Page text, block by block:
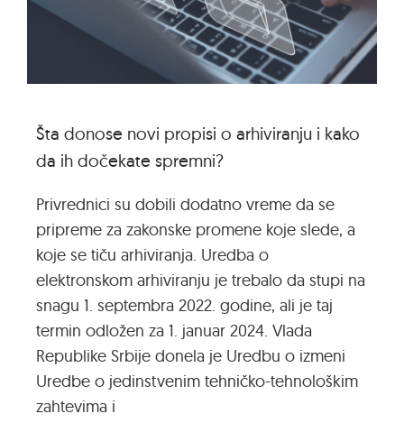
Šta donose novi propisi o arhiviranju i kako
da ih dočekate spremni?
Privrednici su dobili dodatno vreme da se
pripreme za zakonske promene koje slede, a
koje se tiču arhiviranja. Uredba o
elektronskom arhiviranju je trebalo da stupi na
snagu 1. septembra 2022. godine, ali je taj
termin odložen za 1. januar 2024. Vlada
Republike Srbije donela je Uredbu o izmeni
Uredbe o jedinstvenim tehničko-tehnološkim
zahtevima i